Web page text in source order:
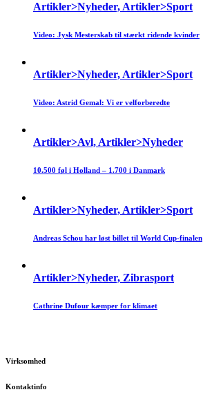
Artikler>Nyheder, Artikler>Sport
Video: Jysk Mesterskab til stærkt ridende kvinder
Artikler>Nyheder, Artikler>Sport
Video: Astrid Gemal: Vi er velforberedte
Artikler>Avl, Artikler>Nyheder
10.500 føl i Holland – 1.700 i Danmark
Artikler>Nyheder, Artikler>Sport
Andreas Schou har løst billet til World Cup-finalen
Artikler>Nyheder, Zibrasport
Cathrine Dufour kæmper for klimaet
Virksomhed
Kontaktinfo